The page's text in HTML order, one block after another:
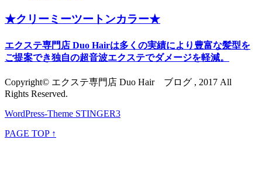
★クリーミーツートンカラー★
エクステ専門店 Duo Hairは多くの実績により豊富な髪型を
ご提案でき独自の超音波エクステでダメージを軽減。
Copyright© エクステ専門店 Duo Hair ブログ , 2017 All
Rights Reserved.
WordPress-Theme STINGER3
PAGE TOP ↑